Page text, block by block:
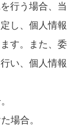
行う場合、当
し、個人情報
す。また、委
い、個人情報
場合。